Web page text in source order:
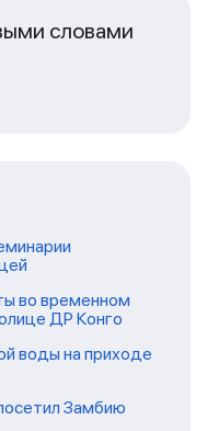
словами
во временном
ДР Конго
воды на приходе
Замбию